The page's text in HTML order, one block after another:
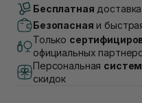
В наличии
Самовывоз г. Луцк,
Самовывоз г.
1В (Duck's Lake)
Нет в наличии!
Самовывоз Львов
Бесплатная
Безопасная и
Только
официальных
Персональная
скидок